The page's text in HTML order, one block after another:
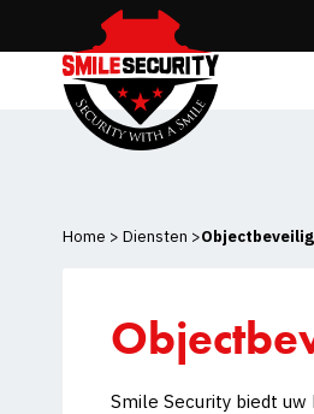
Skip
content
Home > Diensten >
Smile Security biedt